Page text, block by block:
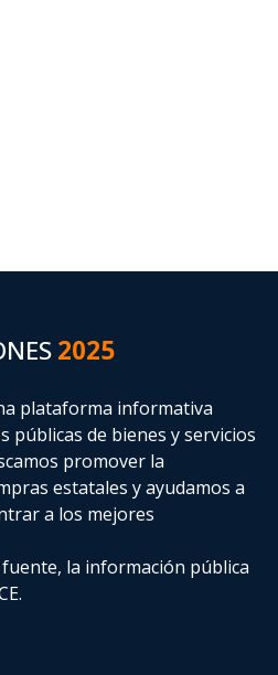
2025
plataforma informativa
públicas de bienes y servicios
promover la
estatalesy ayudamos a
a los mejores
la información pública